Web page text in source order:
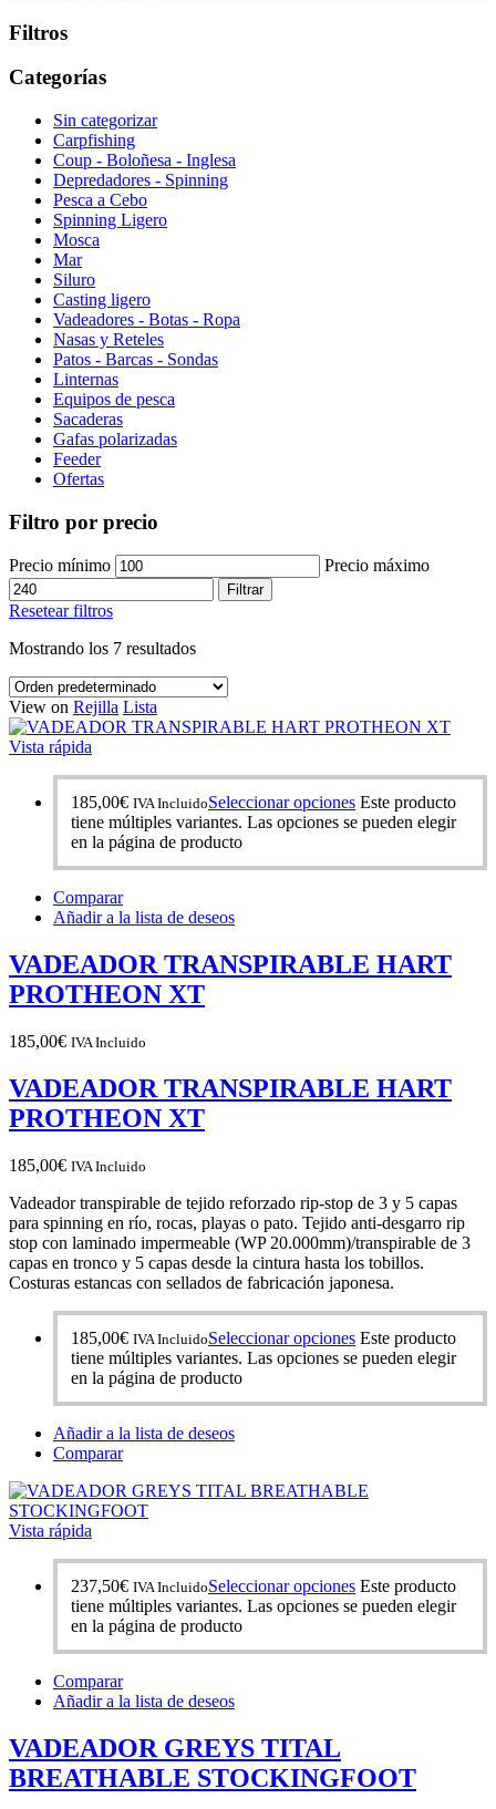
Filtros
Categorías
Sin categorizar
Carpfishing
Coup - Boloñesa - Inglesa
Depredadores - Spinning
Pesca a Cebo
Spinning Ligero
Mosca
Mar
Siluro
Casting ligero
Vadeadores - Botas - Ropa
Nasas y Reteles
Patos - Barcas - Sondas
Linternas
Equipos de pesca
Sacaderas
Gafas polarizadas
Feeder
Ofertas
Filtro por precio
Precio mínimo Precio máximo
Filtrar
Resetear filtros
Mostrando los 7 resultados
View on Rejilla Lista
Vista rápida
185,00€ IVA IncluidoSeleccionar opciones Este producto
tiene múltiples variantes. Las opciones se pueden elegir
en la página de producto
Comparar
Añadir a la lista de deseos
VADEADOR TRANSPIRABLE HART
PROTHEON XT
185,00€ IVA Incluido
VADEADOR TRANSPIRABLE HART
PROTHEON XT
185,00€ IVA Incluido
Vadeador transpirable de tejido reforzado rip-stop de 3 y 5 capas
para spinning en río, rocas, playas o pato. Tejido anti-desgarro rip
stop con laminado impermeable (WP 20.000mm)/transpirable de 3
capas en tronco y 5 capas desde la cintura hasta los tobillos.
Costuras estancas con sellados de fabricación japonesa.
185,00€ IVA IncluidoSeleccionar opciones Este producto
tiene múltiples variantes. Las opciones se pueden elegir
en la página de producto
Añadir a la lista de deseos
Comparar
Vista rápida
237,50€ IVA IncluidoSeleccionar opciones Este producto
tiene múltiples variantes. Las opciones se pueden elegir
en la página de producto
Comparar
Añadir a la lista de deseos
VADEADOR GREYS TITAL
BREATHABLE STOCKINGFOOT